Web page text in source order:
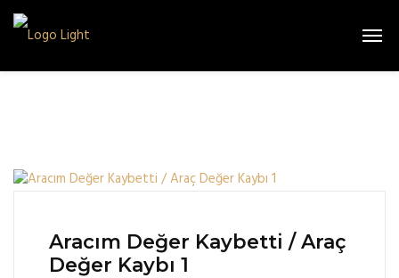
Aracım Değer Kaybetti / Araç
Değer Kaybı 1